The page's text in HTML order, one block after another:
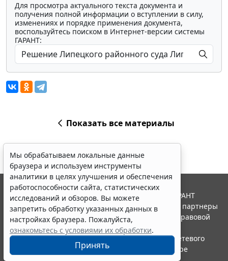
Для просмотра актуального текста документа и
получения полной информации о вступлении в силу,
изменениях и порядке применения документа,
воспользуйтесь поиском в Интернет-версии системы
ГАРАНТ:
Показать все материалы
Мы обрабатываем локальные данные
браузера и используем инструменты
аналитики в целях улучшения и обеспечения
работоспособности сайта, статистических
исследований и обзоров. Вы можете
запретить обработку указанных данных в
настройках браузера. Пожалуйста,
ознакомьтесь с условиями их обработки.
Принять
© ООО "НПП "ГАРАНТ-СЕРВИС", 2026. Система ГАРАНТ
выпускается с 1990 года. Компания "Гарант" и ее партнеры
являются участниками Российской ассоциации правовой
информации ГАРАНТ.
Портал ГАРАНТ.РУ зарегистрирован в качестве сетевого
издания Федеральной службой по надзору в сфере